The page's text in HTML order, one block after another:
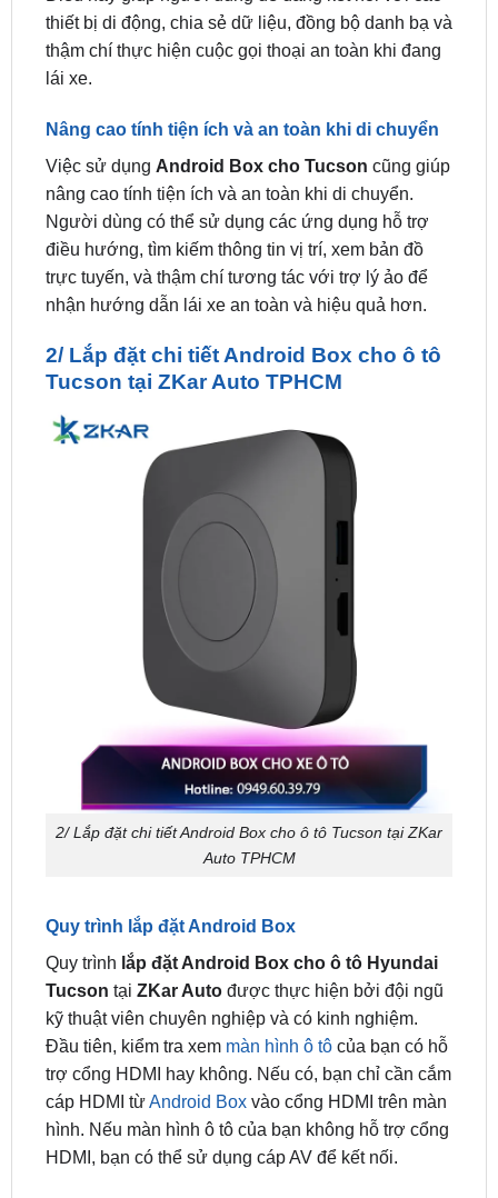
lái xe.
Nâng cao tính tiện ích và an toàn khi di chuyển
nâng cao tính tiện ích và an toàn khi di chuyển.
Người dùng có thể sử dụng các ứng dụng hỗ trợ
điều hướng, tìm kiếm thông tin vị trí, xem bản đồ
trực tuyến, và thậm chí tương tác với trợ lý ảo để
nhận hướng dẫn lái xe an toàn và hiệu quả hơn.
2/ Lắp đặt chi tiết Android Box cho ô tô
2/ Lắp đặt chi tiết Android Box cho ô tô Tucson tại ZKar
Auto TPHCM
Quy trình lắp đặt Android Box
TucsontạiZKar Autođược thực hiện bởi đội ngũ
kỹ thuật viên chuyên nghiệp và có kinh nghiệm.
Đầu tiên, kiểm tra xem màn hình ô tôcủa bạn có hỗ
trợ cổng HDMI hay không. Nếu có, bạn chỉ cần cắm
cáp HDMI từAndroid Boxvào cổng HDMI trên màn
hình. Nếu màn hình ô tô của bạn không hỗ trợ cổng
HDMI, bạn có thể sử dụng cáp AV để kết nối.
Tùy chọn tính năng và phụ kiện đi kèm